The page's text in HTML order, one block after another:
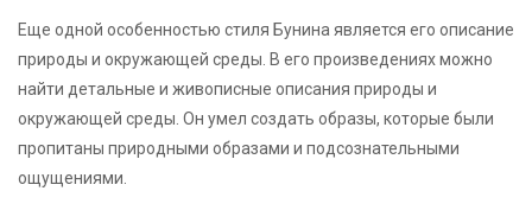
Еще одной особенностью стиля Бунина является его описание
природы и окружающей среды. В его произведениях можно
найти детальные и живописные описания природы и
окружающей среды. Он умел создать образы, которые были
пропитаны природными образами и подсознательными
ощущениями.